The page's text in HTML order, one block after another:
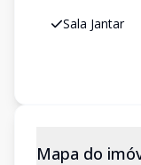
Sala Jantar
Mapa do